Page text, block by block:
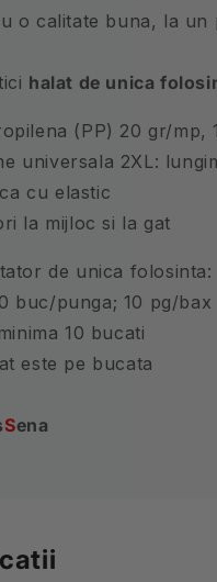
o calitate buna, la un
halat de unica
(PP) 20 gr/mp,
universala 2XL:
cu elastic
la mijloc si la gat
de unica folosinta:
buc/punga; 10 pg/bax
10 bucati
este pe bucata
Sena